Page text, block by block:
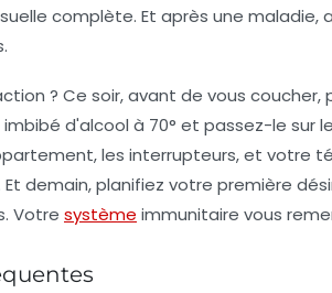
complète. Et après une maladie,
? Ce soir, avant de vous coucher,
d'alcool à 70° et passez-le sur
les interrupteurs, et votre
Et demain, planifiez votre première
Votre système immunitaire vous